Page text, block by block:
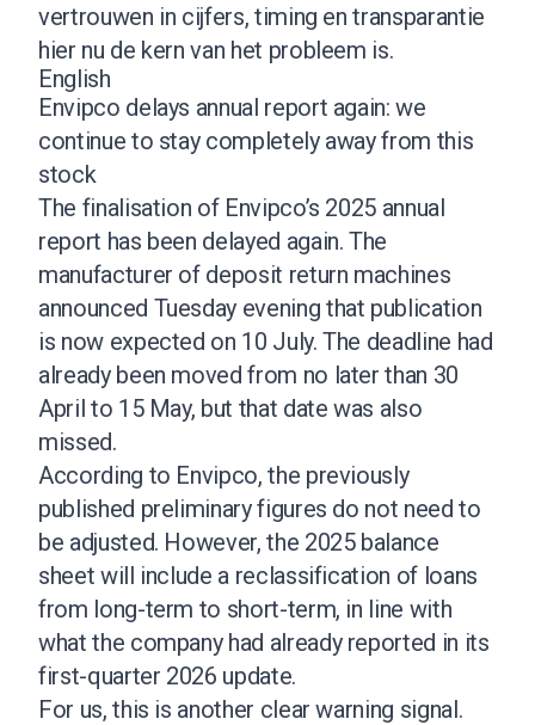
vertrouwen in cijfers, timing en transparantie
hier nu de kern van het probleem is.
English
Envipco delays annual report again: we
continue to stay completely away from this
stock
The finalisation of Envipco’s 2025 annual
report has been delayed again. The
manufacturer of deposit return machines
announced Tuesday evening that publication
is now expected on 10 July. The deadline had
already been moved from no later than 30
April to 15 May, but that date was also
missed.
According to Envipco, the previously
published preliminary figures do not need to
be adjusted. However, the 2025 balance
sheet will include a reclassification of loans
from long-term to short-term, in line with
what the company had already reported in its
first-quarter 2026 update.
For us, this is another clear warning signal.